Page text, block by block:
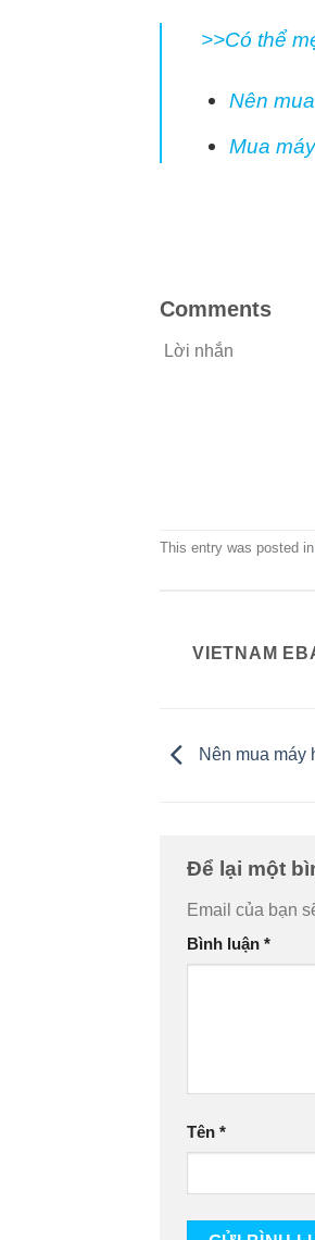
>>Có thể
Nên
Mua
Comments
Lời nhắn
This entry was posted
VIETNAM
Nên mua máy
Để lại một
Email của bạn
Bình luận *
Tên *